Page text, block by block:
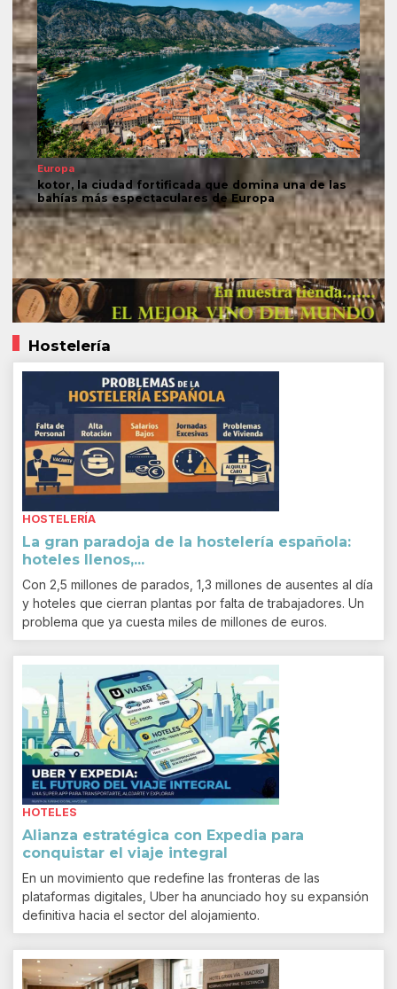
Europa
kotor, la ciudad fortificada que domina una de las
bahías más espectaculares de Europa
Hostelería
HOSTELERÍA
La gran paradoja de la hostelería española:
hoteles llenos,...
Con 2,5 millones de parados, 1,3 millones de ausentes al día
y hoteles que cierran plantas por falta de trabajadores. Un
problema que ya cuesta miles de millones de euros.
HOTELES
Alianza estratégica con Expedia para
conquistar el viaje integral
En un movimiento que redefine las fronteras de las
plataformas digitales, Uber ha anunciado hoy su expansión
definitiva hacia el sector del alojamiento.